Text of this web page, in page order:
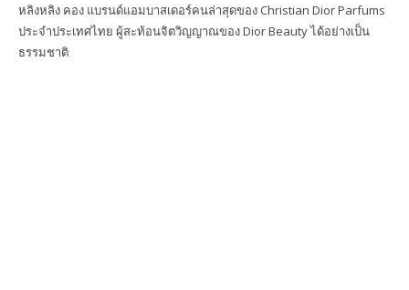
หลิงหลิง คอง แบรนด์แอมบาสเดอร์คนล่าสุดของ Christian Dior Parfums
ประจำประเทศไทย ผู้สะท้อนจิตวิญญาณของ Dior Beauty ได้อย่างเป็น
ธรรมชาติ